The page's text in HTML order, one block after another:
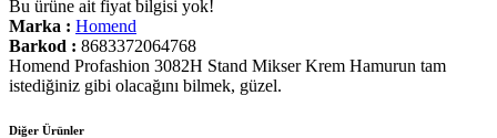
Bu ürüne ait fiyat bilgisi yok!
Marka : Homend
Barkod : 8683372064768
Homend Profashion 3082H Stand Mikser Krem Hamurun tam
istediğiniz gibi olacağını bilmek, güzel.
Diğer Ürünler